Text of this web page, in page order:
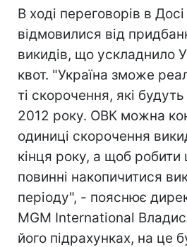
В ході переговорів в
відмовилися від
викидів, що ускладнило
квот. "Україна зможе
ті скорочення, які
2012 року. ОВК можна
одиниці скорочення
кінця року, а щоб робити
повинні накопичитися
періоду", - пояснює
MGM International
його підрахунках, на це